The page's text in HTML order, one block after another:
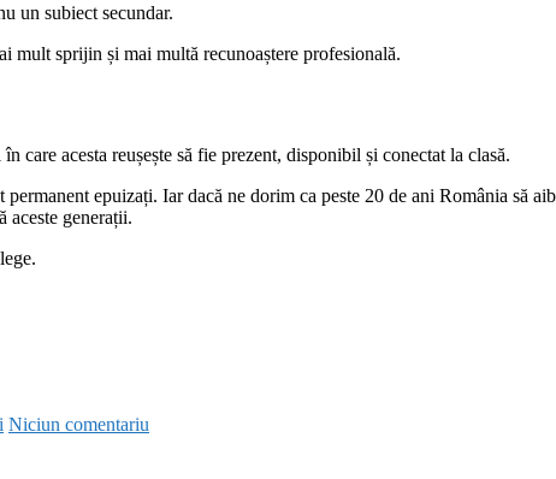
un subiect secundar.
mult sprijin și mai multă recunoaștere profesională.
acesta reușește să fie prezent, disponibil și conectat la clasă.
epuizați. Iar dacă ne dorim ca peste 20 de ani România să
aceste generații.
Niciun comentariu